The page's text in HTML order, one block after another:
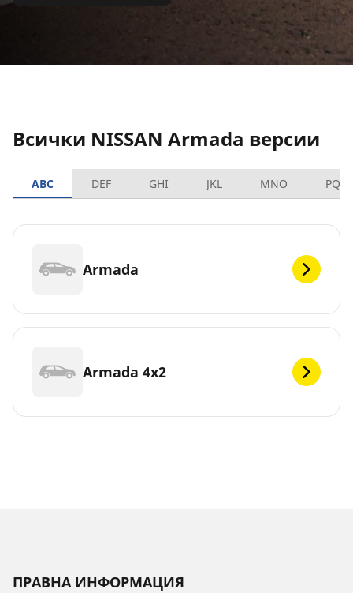
Всички NISSAN Armada версии
ABC DEF GHI JKL MNO PQRS
Armada
Armada 4x2
ПРАВНА ИНФОРМАЦИЯ